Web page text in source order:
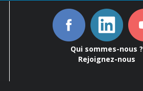
Qui sommes-nous ?
Rejoignez-nous